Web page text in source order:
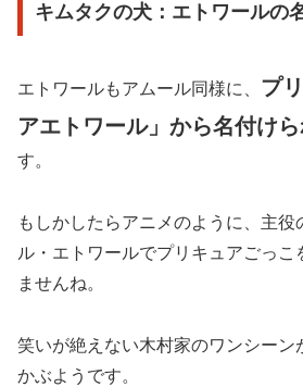
キムタクの犬：エトワールの
エトワールもアムール同様に、 プ
アエトワール」から名付け
す。
もしかしたらアニメのように、主役
ル・エトワールでプリキュアごっ
ませんね。
笑いが絶えない木村家のワンシーン
かぶようです。